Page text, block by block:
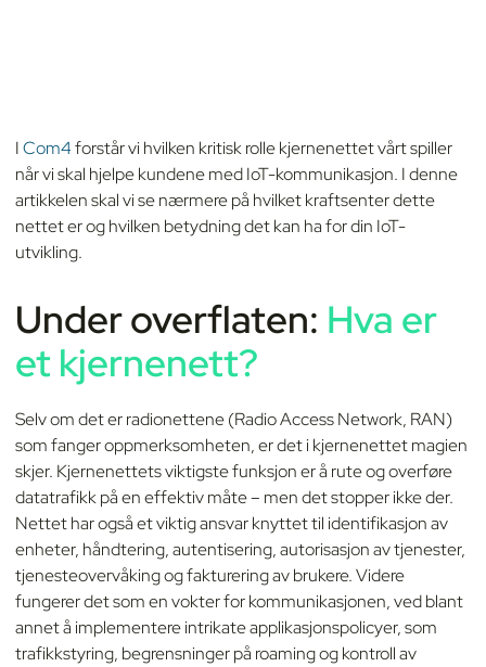
ICom4forstår vi hvilken kritisk rolle kjernenettet vårt spiller
når vi skal hjelpe kundene med IoT-kommunikasjon. I denne
artikkelen skal vi se nærmere på hvilket kraftsenter dette
nettet er og hvilken betydning det kan ha for din IoT-
utvikling.
Under overflaten: Hva er
et kjernenett?
Selv om det er radionettene (Radio Access Network, RAN)
som fanger oppmerksomheten, er det i kjernenettet magien
skjer. Kjernenettets viktigste funksjon er å rute og overføre
datatrafikk på en effektiv måte – men det stopper ikke der.
Nettet har også et viktig ansvar knyttet til identifikasjon av
enheter, håndtering, autentisering, autorisasjon av tjenester,
tjenesteovervåking og fakturering av brukere. Videre
fungerer det som en vokter for kommunikasjonen, ved blant
annet å implementere intrikate applikasjonspolicyer, som
trafikkstyring, begrensninger på roaming og kontroll av